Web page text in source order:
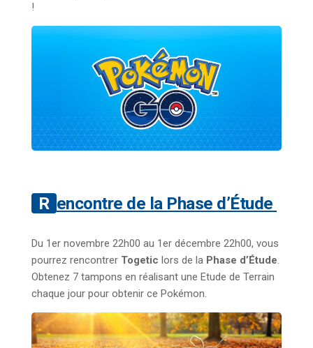
!
Rencontre de la Phase d’Étude
Du 1er novembre 22h00 au 1er décembre 22h00, vous
pourrez rencontrer Togetic lors de la Phase d’Étude.
Obtenez 7 tampons en réalisant une Etude de Terrain
chaque jour pour obtenir ce Pokémon.